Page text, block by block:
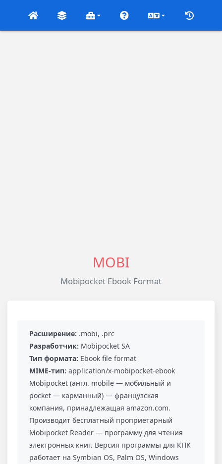
MOBI
Mobipocket Ebook Format
Расширение: .mobi, .prc
Разработчик: Mobipocket SA
Тип формата: Ebook file format
MIME-тип: application/x-mobipocket-ebook
Mobipocket (англ. mobile — мобильный и
pocket — карманный) — французская
компания, принадлежащая amazon.com.
Производит бесплатный проприетарный
Mobipocket Reader — программу для чтения
электронных книг. Версия программы для КПК
работает на Symbian OS, Palm OS, Windows